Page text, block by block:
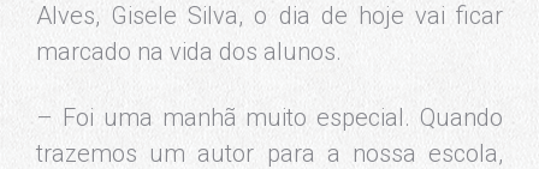
Alves, Gisele Silva, o dia de hoje vai ficar
marcado na vida dos alunos.
– Foi uma manhã muito especial. Quando
trazemos um autor para a nossa escola,